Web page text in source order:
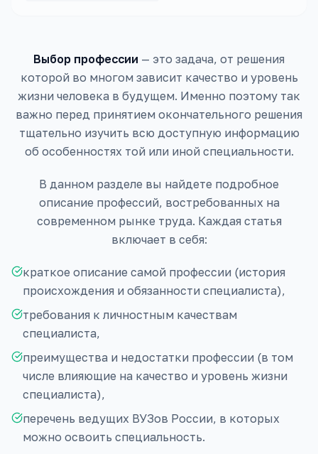
Выбор профессии — это задача, от решения
которой во многом зависит качество и уровень
жизни человека в будущем. Именно поэтому так
важно перед принятием окончательного решения
тщательно изучить всю доступную информацию
об особенностях той или иной специальности.
В данном разделе вы найдете подробное
описание профессий, востребованных на
современном рынке труда. Каждая статья
включает в себя:
краткое описание самой профессии (история
происхождения и обязанности специалиста),
требования к личностным качествам
специалиста,
преимущества и недостатки профессии (в том
числе влияющие на качество и уровень жизни
специалиста),
перечень ведущих ВУЗов России, в которых
можно освоить специальность.